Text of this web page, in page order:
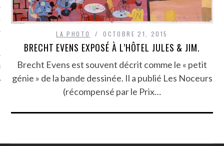
ARCACHON
LA PHOTO OCTOBRE 21, 2015
BRECHT EVENS EXPOSÉ À L’HÔTEL JULES & JIM.
Brecht Evens est souvent décrit comme le « petit
génie » de la bande dessinée. Il a publié Les Noceurs
(récompensé par le Prix…